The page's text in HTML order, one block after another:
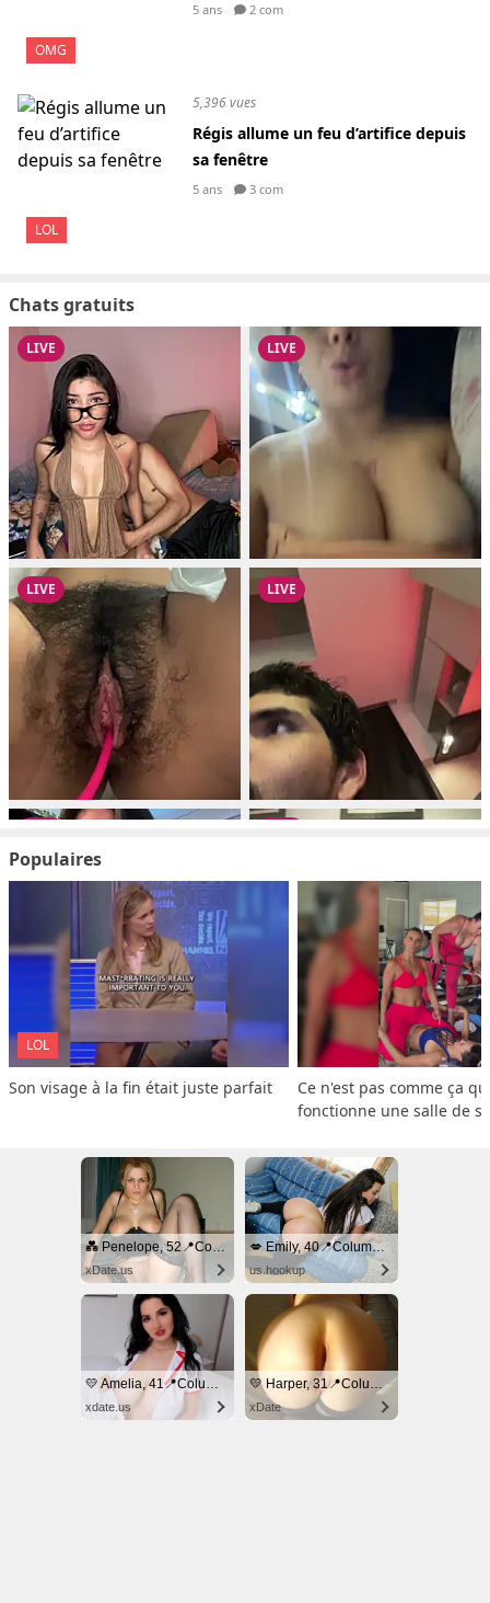
OMG
5 ans 2 com
LOL
5,396 vues
Régis allume un feu d’artifice depuis
sa fenêtre
5 ans 3 com
Chats gratuits
Populaires
LOL
Son visage à la fin était juste parfait
Ce n'est pas comme ça
fonctionne une salle de